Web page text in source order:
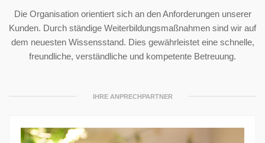
Die Organisation orientiert sich an den Anforderungen unserer
Kunden. Durch ständige Weiterbildungsmaßnahmen sind wir auf
dem neuesten Wissensstand. Dies gewährleistet eine schnelle,
freundliche, verständliche und kompetente Betreuung.
IHRE ANPRECHPARTNER